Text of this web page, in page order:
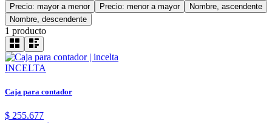
Precio: mayor a menor
Precio: menor a mayor
Nombre, ascendente
Nombre, descendente
1 producto
INCELTA
Caja para contador
$ 255.677